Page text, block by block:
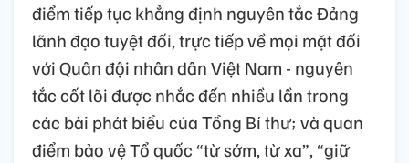
điểm tiếp tục khẳng định nguyên tắc Đảng
lãnh đạo tuyệt đối, trực tiếp về mọi mặt đối
với Quân đội nhân dân Việt Nam - nguyên
tắc cốt lõi được nhắc đến nhiều lần trong
các bài phát biểu của Tổng Bí thư; và quan
điểm bảo vệ Tổ quốc “từ sớm, từ xa”, “giữ